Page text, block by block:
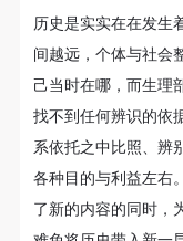
历史是实实在在发生
间越远，个体与社会
己当时在哪，而生理
找不到任何辨识的依
系依托之中比照、辨
各种目的与利益左右
了新的内容的同时，